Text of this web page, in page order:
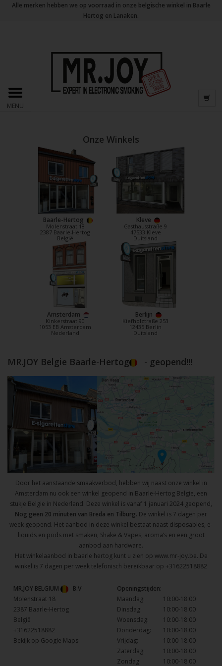
Alle merken hebben we op voorraad in onze belgische winkel in Baarle
Hertog en Lanaken.
MENU
Onze Winkels
Baarle-Hertog
Molenstraat 18
2387 Baarle-Hertog
België
Kleve
Gasthausstraße 9
47533 Kleve
Duitsland
Amsterdam
Kinkerstraat 90
1053 EB Amsterdam
Nederland
Berlijn
Kiefholztraße 253
12435 Berlin
Duitsland
MR.JOY Belgie Baarle-Hertog - geopend!!!
Door het aanstaande smaakverbod, hebben wij naast onze winkel in
Amsterdam nu ook een winkel geopend in Baarle-Hertog Belgie, een
stukje Belgie in Nederland. Deze winkel is vanaf 1 januari 2024 geopend,
Nog geen 20 minuten van Breda en Tilburg. De winkel is 7 dagen per
week geopend. Het aanbod in deze winkel bestaat naast disposables, e-
liquids en pods met smaken, Shake & Vapes, aroma’s en een groot
aanbod aan hardware.
Het winkelaanbod in baarle hertog kunt u zien op www.mr-joy.be. De
winkel is 7 dagen per week telefonisch bereikbaar op +31622518882
MR.JOY BELGIUM
B.V
Molenstraat 18
2387 Baarle-Hertog
België
+31622518882
Bekijk op Google Maps
Openingstijden:
Maandag:
10:00-18:00
Dinsdag:
10:00-18:00
Woensdag:
10:00-18:00
Donderdag:
10:00-18:00
Vrijdag:
10:00-18:00
Zaterdag:
10:00-18:00
Zondag:
10:00-18:00